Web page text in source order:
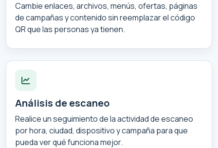
Cambie enlaces, archivos, menús, ofertas, páginas
de campañas y contenido sin reemplazar el código
QR que las personas ya tienen.
Análisis de escaneo
Realice un seguimiento de la actividad de escaneo
por hora, ciudad, dispositivo y campaña para que
pueda ver qué funciona mejor.